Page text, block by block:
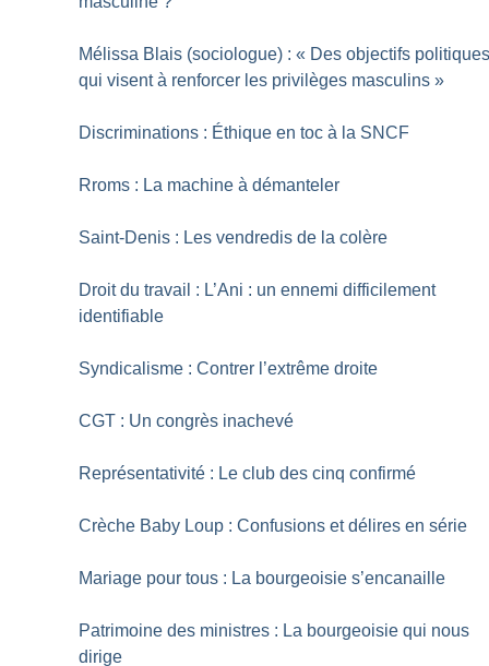
Mélissa Blais (sociologue) : « Des objectifs
qui visent à renforcer les privilèges masculins »
Discriminations : Éthique en toc à la SNCF
Rroms : La machine à démanteler
Saint-Denis : Les vendredis de la colère
Droit du travail : L’Ani : un ennemi difficilement
identifiable
Syndicalisme : Contrer l’extrême droite
CGT : Un congrès inachevé
Représentativité : Le club des cinq confirmé
Crèche Baby Loup : Confusions et délires en série
Mariage pour tous : La bourgeoisie s’encanaille
Patrimoine des ministres : La bourgeoisie qui nous
dirige